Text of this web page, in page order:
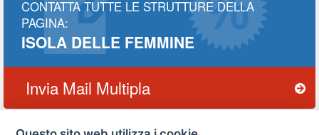
CONTATTA TUTTE LE STRUTTURE DELLA
PAGINA:
ISOLA DELLE FEMMINE
Invia Mail Multipla